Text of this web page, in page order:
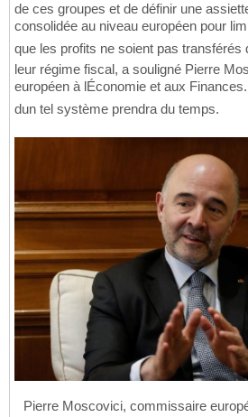
de ces groupes et de définir une
consolidée au niveau européen pour
que les profits ne soient pas transférés
leur régime fiscal, a souligné Pierre
européen à lÉconomie et aux
dun tel système prendra du temps.
Pierre Moscovici, commissaire